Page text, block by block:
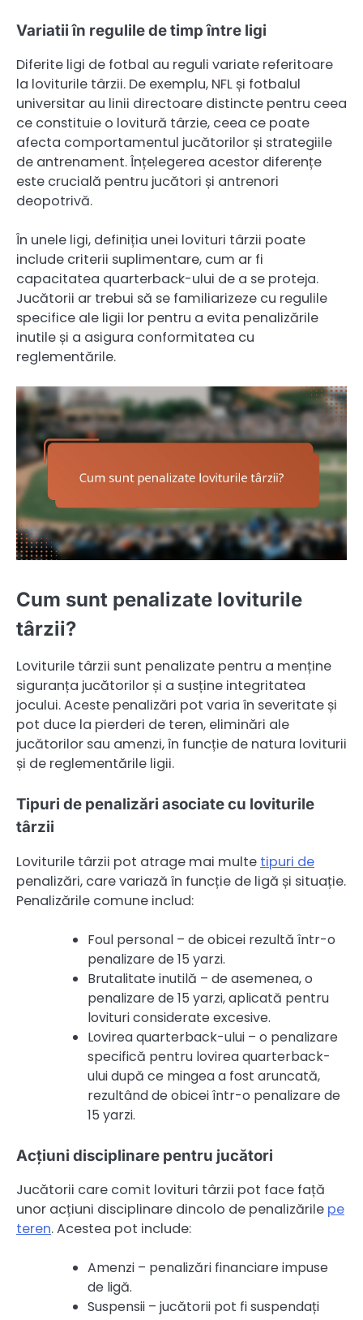
Variatii în regulile de timp între ligi
Diferite ligi de fotbal au reguli variate referitoare
la loviturile târzii. De exemplu, NFL și fotbalul
universitar au linii directoare distincte pentru ceea
ce constituie o lovitură târzie, ceea ce poate
afecta comportamentul jucătorilor și strategiile
de antrenament. Înțelegerea acestor diferențe
este crucială pentru jucători și antrenori
deopotrivă.
În unele ligi, definiția unei lovituri târzii poate
include criterii suplimentare, cum ar fi
capacitatea quarterback-ului de a se proteja.
Jucătorii ar trebui să se familiarizeze cu regulile
specifice ale ligii lor pentru a evita penalizările
inutile și a asigura conformitatea cu
reglementările.
Cum sunt penalizate loviturile
târzii?
Loviturile târzii sunt penalizate pentru a menține
siguranța jucătorilor și a susține integritatea
jocului. Aceste penalizări pot varia în severitate și
pot duce la pierderi de teren, eliminări ale
jucătorilor sau amenzi, în funcție de natura loviturii
și de reglementările ligii.
Tipuri de penalizări asociate cu loviturile
târzii
Loviturile târzii pot atrage mai multe tipuri de
penalizări, care variază în funcție de ligă și situație.
Penalizările comune includ:
Foul personal – de obicei rezultă într-o
penalizare de 15 yarzi.
Brutalitate inutilă – de asemenea, o
penalizare de 15 yarzi, aplicată pentru
lovituri considerate excesive.
Lovirea quarterback-ului – o penalizare
specifică pentru lovirea quarterback-
ului după ce mingea a fost aruncată,
rezultând de obicei într-o penalizare de
15 yarzi.
Acțiuni disciplinare pentru jucători
Jucătorii care comit lovituri târzii pot face față
unor acțiuni disciplinare dincolo de penalizările pe
teren. Acestea pot include:
Amenzi – penalizări financiare impuse
de ligă.
Suspensii – jucătorii pot fi suspendați